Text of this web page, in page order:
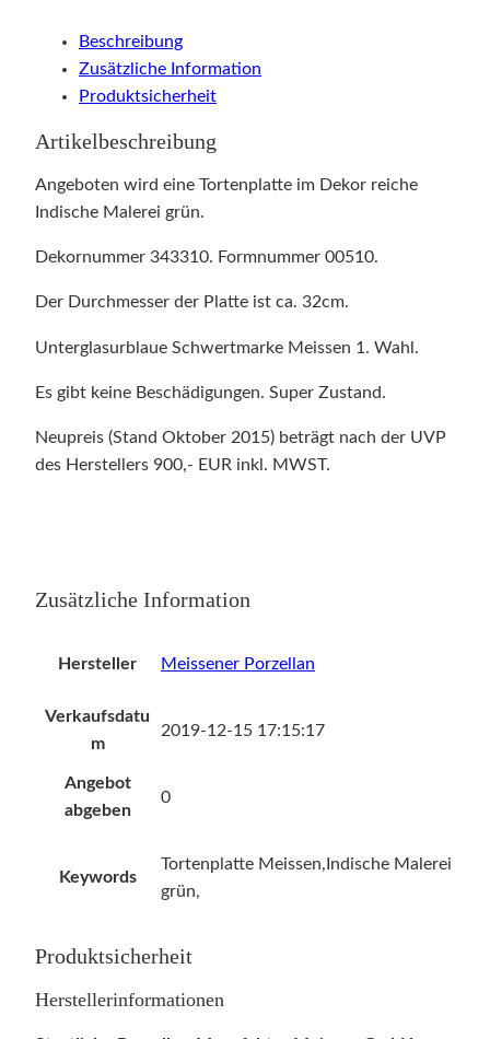
Beschreibung
Zusätzliche Information
Produktsicherheit
Artikelbeschreibung
Angeboten wird eine Tortenplatte im Dekor reiche
Indische Malerei grün.
Dekornummer 343310. Formnummer 00510.
Der Durchmesser der Platte ist ca. 32cm.
Unterglasurblaue Schwertmarke Meissen 1. Wahl.
Es gibt keine Beschädigungen. Super Zustand.
Neupreis (Stand Oktober 2015) beträgt nach der UVP
des Herstellers 900,- EUR inkl. MWST.
Zusätzliche Information
Hersteller Meissener Porzellan
Verkaufsdatu
m
2019-12-15 17:15:17
Angebot
abgeben
0
Keywords
Tortenplatte Meissen,Indische Malerei
grün,
Produktsicherheit
Herstellerinformationen